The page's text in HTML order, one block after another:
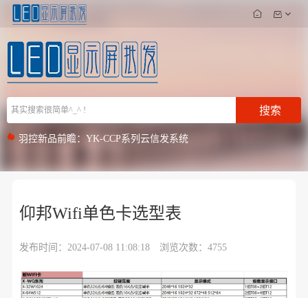
搜索
羽控新品前瞻：YK-CCP系列云信发系统
仰邦接收卡2024新品，BX-V7516|BX-V3208震撼上市
仰邦Wifi单色卡选型表
发布时间：2024-07-08 11:08:18 浏览次数：4755